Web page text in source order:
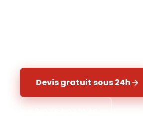
Devis gratuit sous 24h